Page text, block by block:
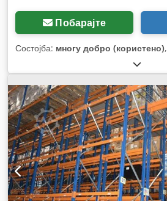
Побарајте
Состојба: многу добро (користено),